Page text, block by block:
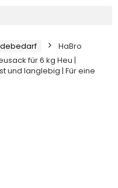
HaBro
für 6 kg Heu |
und langlebig | Für eine